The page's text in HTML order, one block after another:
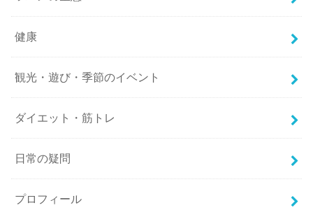
健康
観光・遊び・季節のイベント
ダイエット・筋トレ
日常の疑問
プロフィール